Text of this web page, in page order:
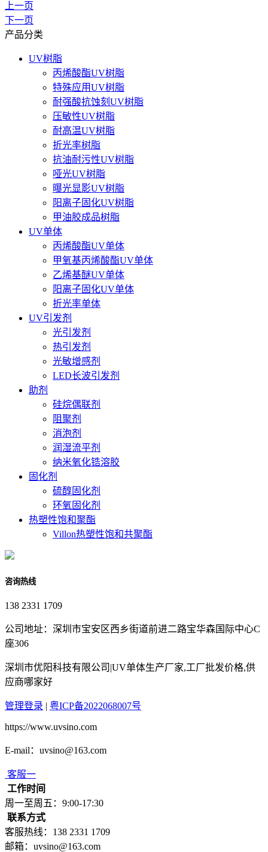
上一页
下一页
产品分类
UV树脂
丙烯酸酯UV树脂
特殊应用UV树脂
耐强酸抗蚀刻UV树脂
压敏性UV树脂
耐高温UV树脂
折光率树脂
抗油耐污性UV树脂
哑光UV树脂
曝光显影UV树脂
阳离子固化UV树脂
甲油胶成品树脂
UV单体
丙烯酸酯UV单体
甲氧基丙烯酸酯UV单体
乙烯基醚UV单体
阳离子固化UV单体
折光率单体
UV引发剂
光引发剂
热引发剂
光敏增感剂
LED长波引发剂
助剂
硅烷偶联剂
阻聚剂
消泡剂
润湿流平剂
纳米氧化锆溶胶
固化剂
硫醇固化剂
环氧固化剂
热塑性饱和聚酯
Villon热塑性饱和共聚酯
咨询热线
138 2331 1709
公司地址：深圳市宝安区西乡街道前进二路宝华森国际中心C
座306
深圳市优阳科技有限公司|UV单体生产厂家,工厂批发价格,供
应商哪家好
管理登录 | 粤ICP备2022068007号
https://www.uvsino.com
E-mail：uvsino@163.com
客服一
工作时间
周一至周五：9:00-17:30
联系方式
客服热线：138 2331 1709
邮箱：uvsino@163.com